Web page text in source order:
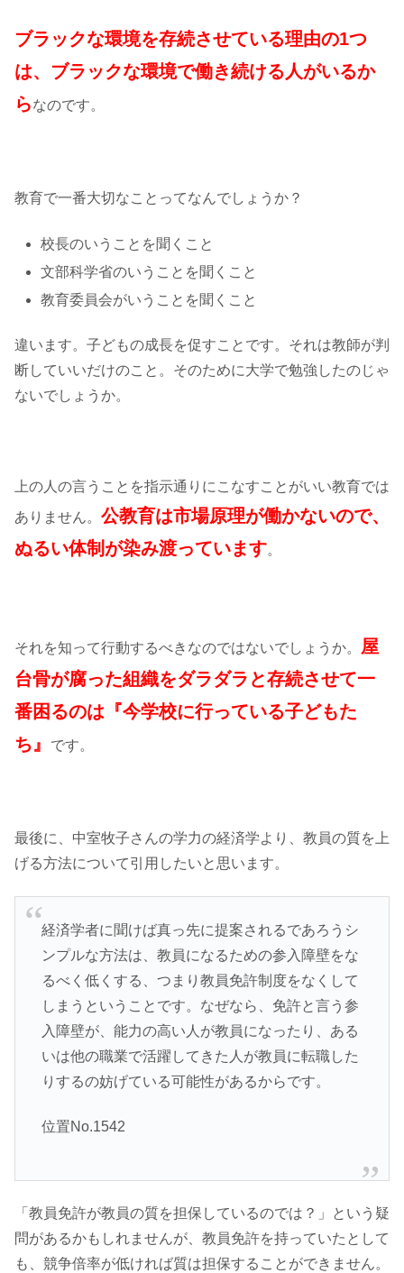
ブラックな環境を存続させている理由の1つ
は、ブラックな環境で働き続ける人がいるか
らなのです。
教育で一番大切なことってなんでしょうか？
校長のいうことを聞くこと
文部科学省のいうことを聞くこと
教育委員会がいうことを聞くこと
違います。子どもの成長を促すことです。それは教師が判
断していいだけのこと。そのために大学で勉強したのじゃ
ないでしょうか。
上の人の言うことを指示通りにこなすことがいい教育では
ありません。 公教育は市場原理が働かないので、
ぬるい体制が染み渡っています。
それを知って行動するべきなのではないでしょうか。
屋
台骨が腐った組織をダラダラと存続させて一
番困るのは『今学校に行っている子どもた
ち』
です。
最後に、中室牧子さんの学力の経済学より、教員の質を上
げる方法について引用したいと思います。
経済学者に聞けば真っ先に提案されるであろうシ
ンプルな方法は、教員になるための参入障壁をな
るべく低くする、つまり教員免許制度をなくして
しまうということです。なぜなら、免許と言う参
入障壁が、能力の高い人が教員になったり、ある
いは他の職業で活躍してきた人が教員に転職した
りするの妨げている可能性があるからです。
位置No.1542
「教員免許が教員の質を担保しているのでは？」という疑
問があるかもしれませんが、教員免許を持っていたとして
も、競争倍率が低ければ質は担保することができません。